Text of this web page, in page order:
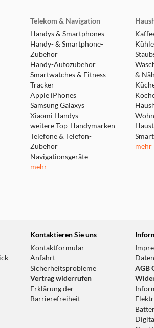
Telekom & Navigation
Handys & Smartphones
Handy- & Smartphone-
Zubehör
Handy-Autozubehör
Smartwatches & Fitness
Tracker
Apple iPhones
Samsung Galaxys
Xiaomi Handys
weitere Top-Handymarken
Telefone & Telefon-
Zubehör
Navigationsgeräte
mehr
&
mehr
Kontaktieren Sie uns
Kontaktformular
Anfahrt
Sicherheitsprobleme
Vertrag widerrufen
Erklärung der
Barrierefreiheit
AGB